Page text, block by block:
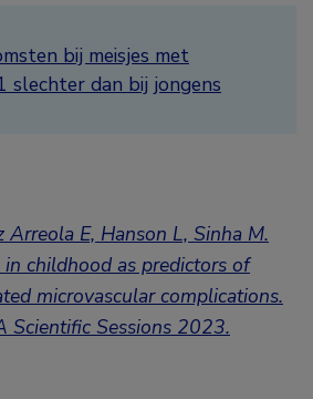
bij meisjes met
slechter dan bij jongens
Arreola E, Hanson L, Sinha M.
in childhood as predictors of
microvascular complications.
Sessions 2023.